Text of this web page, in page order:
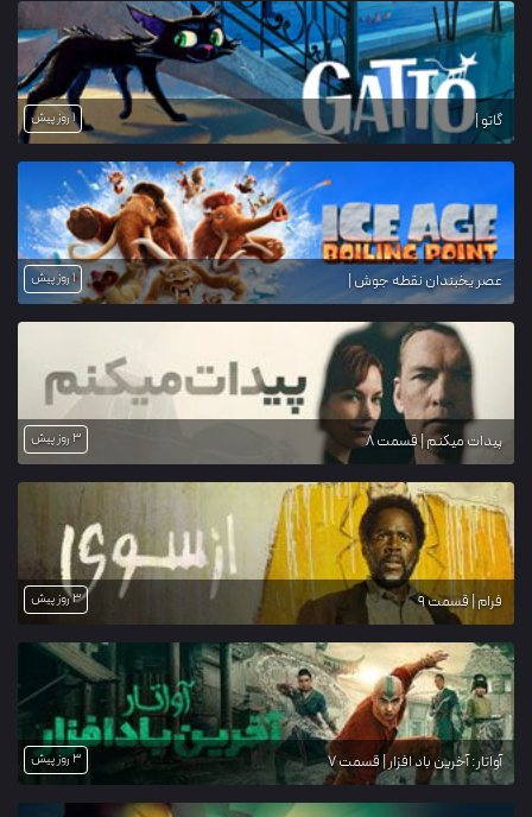
گاتو | 1 روز پیش
عصر یخبندان نقطه جوش | 1 روز پیش
پیدات میکنم | قسمت 8 3 روز پیش
فرام | قسمت 9 3 روز پیش
آواتار: آخرین باد افزار | قسمت 7 3 روز پیش